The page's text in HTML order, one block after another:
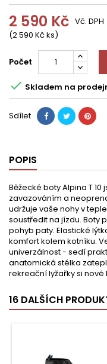
2 590 Kč
(2 590 Kč ks)
Vč. DPH
Počet
 Skladem na
Sdílet
POPIS
Běžecké boty Alpina T
zavazováním a
udržuje vaše nohy v
soustředit na jízdu. Boty
pohyb paty. Elastické
komfort kolem kotníku.
univerzálnost - sedí
anatomická stélka
rekreační lyžařky si nové
16 DALŠÍCH